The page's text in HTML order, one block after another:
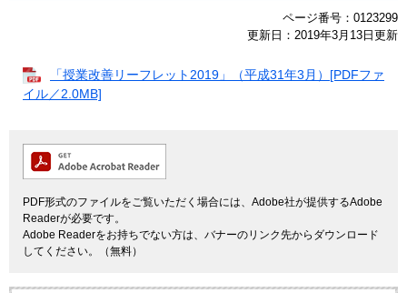
ページ番号：0123299
更新日：2019年3月13日更新
「授業改善リーフレット2019」（平成31年3月）[PDFファ
イル／2.0MB]
PDF形式のファイルをご覧いただく場合には、Adobe社が提供するAdobe
Readerが必要です。
Adobe Readerをお持ちでない方は、バナーのリンク先からダウンロード
してください。（無料）